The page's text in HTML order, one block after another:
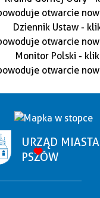
URZĄD MIASTA
PSZÓW